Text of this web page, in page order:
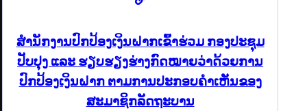
ສໍານັກງານປົກປ້ອງເງິນຝາກເຂົ້າຮ່ວມ ກອງປະຊຸມ
ປັບປຸງ ແລະ ຮຽບຮຽງຮ່າງກົດໝາຍວ່າດ້ວຍການ
ປົກປ້ອງເງິນຝາກ ຕາມການປະກອບຄຳເຫັນຂອງ
ສະມາຊິກລັດຖະບານ